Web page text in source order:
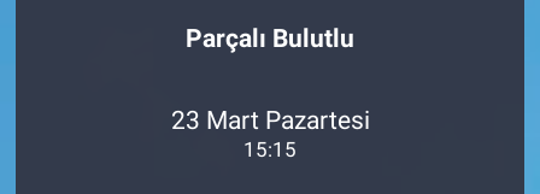
Parçalı Bulutlu
23 Mart Pazartesi
15:15